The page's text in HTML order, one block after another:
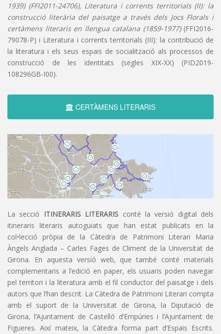
1939) (FFI2011-24706), Literatura i corrents territorials (II): la
construcció literària del paisatge a través dels Jocs Florals i
certàmens literaris en llengua catalana (1859-1977)(FFI2016-
79078-P) i Literatura i corrents territorials (III): la contribució de
la literatura i els seus espais de socialització als processos de
construcció de les identitats (segles XIX-XX) (PID2019-
108296GB-I00).
CERTÀMENS LITERARIS
La secció ITINERARIS LITERARIS conté la versió digital dels
itineraris literaris autoguiats que han estat publicats en la
col•lecció pròpia de la Càtedra de Patrimoni Literari Maria
Àngels Anglada – Carles Fages de Climent de la Universitat de
Girona. En aquesta versió web, que també conté materials
complementaris a l’edició en paper, els usuaris poden navegar
pel territori i la literatura amb el fil conductor del paisatge i dels
autors que l’han descrit. La Càtedra de Patrimoni Literari compta
amb el suport de la Universitat de Girona, la Diputació de
Girona, l’Ajuntament de Castelló d’Empúries i l’Ajuntament de
Figueres. Així mateix, la Càtedra forma part d’Espais Escrits.